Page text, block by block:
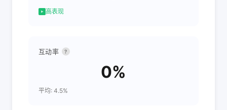
高表现
互动率 ?
0%
平均: 4.5%